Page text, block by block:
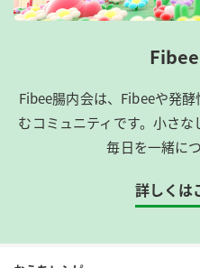
Fibee腸内会は、​Fibeeや発
むコミュニティです。​小さ
毎日を一緒に
詳しくは